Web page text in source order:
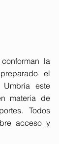
la
el
Umbría este
materia de
Todos
acceso y